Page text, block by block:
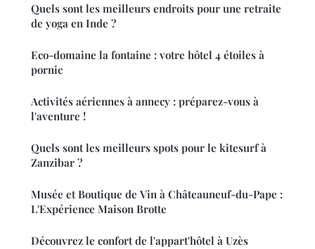
Quels sont les meilleurs endroits pour une retraite
de yoga en Inde ?
Eco-domaine la fontaine : votre hôtel 4 étoiles à
pornic
Activités aériennes à annecy : préparez-vous à
l'aventure !
Quels sont les meilleurs spots pour le kitesurf à
Zanzibar ?
Musée et Boutique de Vin à Châteauneuf-du-Pape :
L'Expérience Maison Brotte
Découvrez le confort de l'appart'hôtel à Uzès